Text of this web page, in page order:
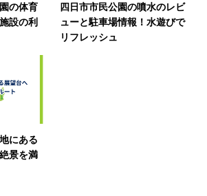
の体育
設の利
四日市市民公園の噴水のレビ
ューと駐車場情報！水遊びで
リフレッシュ
にある
景を満